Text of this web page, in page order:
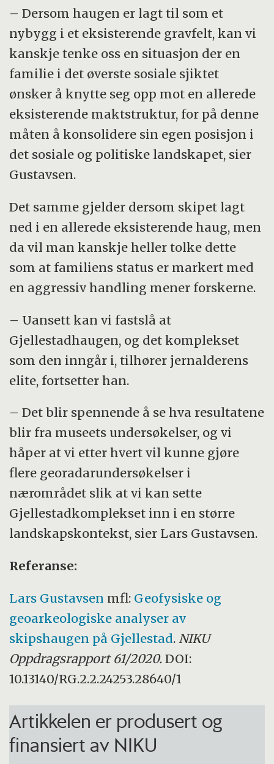
– Dersom haugen er lagt til som et
nybygg i et eksisterende gravfelt, kan vi
kanskje tenke oss en situasjon der en
familie i det øverste sosiale sjiktet
ønsker å knytte seg opp mot en allerede
eksisterende maktstruktur, for på denne
måten å konsolidere sin egen posisjon i
det sosiale og politiske landskapet, sier
Gustavsen.
Det samme gjelder dersom skipet lagt
ned i en allerede eksisterende haug, men
da vil man kanskje heller tolke dette
som at familiens status er markert med
en aggressiv handling mener forskerne.
– Uansett kan vi fastslå at
Gjellestadhaugen, og det komplekset
som den inngår i, tilhører jernalderens
elite, fortsetter han.
– Det blir spennende å se hva resultatene
blir fra museets undersøkelser, og vi
håper at vi etter hvert vil kunne gjøre
flere georadarundersøkelser i
nærområdet slik at vi kan sette
Gjellestadkomplekset inn i en større
landskapskontekst, sier Lars Gustavsen.
Referanse:
Lars Gustavsen mfl: Geofysiske og
geoarkeologiske analyser av
skipshaugen på Gjellestad.NIKU
Oppdragsrapport 61/2020.DOI:
10.13140/RG.2.2.24253.28640/1
Artikkelen er produsert og
finansiert av NIKU